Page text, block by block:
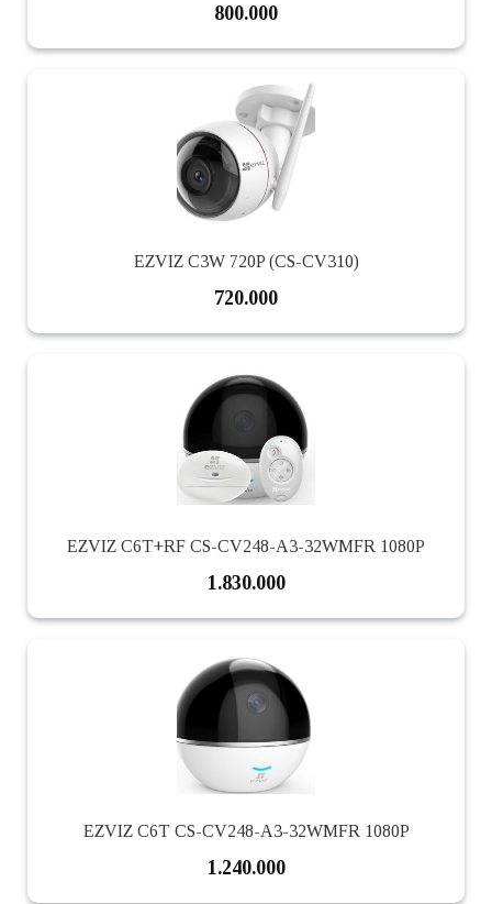
800.000
EZVIZ C3W 720P (CS-CV310)
720.000
EZVIZ C6T+RF CS-CV248-A3-32WMFR 1080P
1.830.000
EZVIZ C6T CS-CV248-A3-32WMFR 1080P
1.240.000